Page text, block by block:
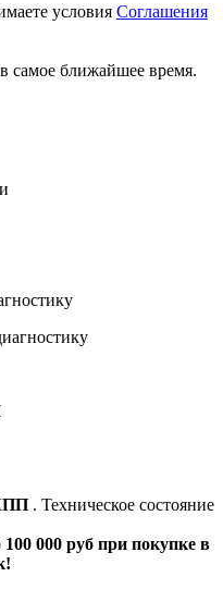
условия Соглашения
самое ближайшее время.
. Техническое состояние
000 руб при покупке в